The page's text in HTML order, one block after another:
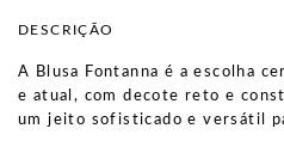
DESCRIÇÃO
A Blusa Fontanna é a escolha
e atual, com decote reto e
um jeito sofisticado e versátil